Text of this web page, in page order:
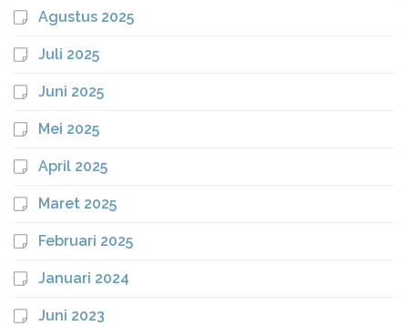
Agustus 2025
Juli 2025
Juni 2025
Mei 2025
April 2025
Maret 2025
Februari 2025
Januari 2024
Juni 2023